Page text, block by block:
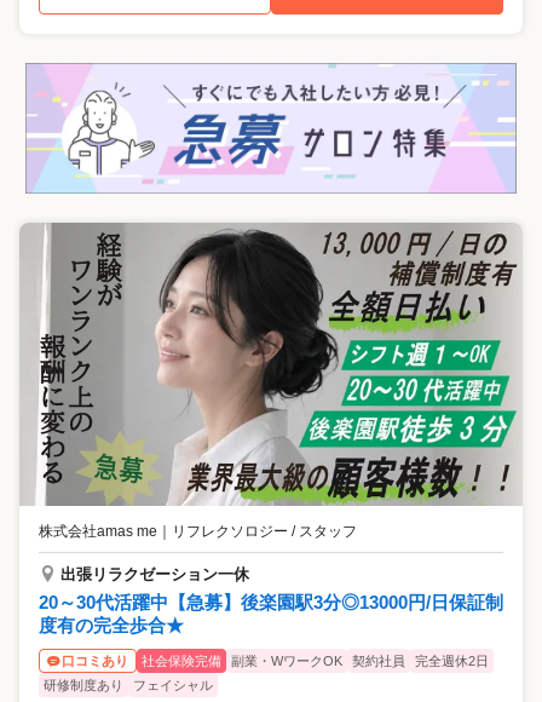
株式会社amas me リフレクソロジー / スタッフ
出張リラクゼーション一休
20～30代活躍中【急募】後楽園駅3分◎13000円/日保証制
度有の完全歩合★
口コミあり 社会保険完備 副業・WワークOK 契約社員
完全週休2日
研修制度あり
フェイシャル